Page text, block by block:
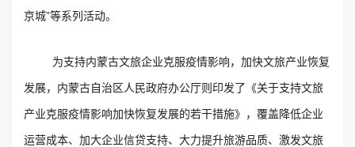
京城”等系列活动。
为支持内蒙古文旅企业克服疫情影响，加快文旅产业恢复
发展，内蒙古自治区人民政府办公厅则印发了《关于支持文旅
产业克服疫情影响加快恢复发展的若干措施》，覆盖降低企业
运营成本、加大企业信贷支持、大力提升旅游品质、激发文旅